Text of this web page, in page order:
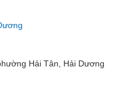
Hải Tân, Hải Dương